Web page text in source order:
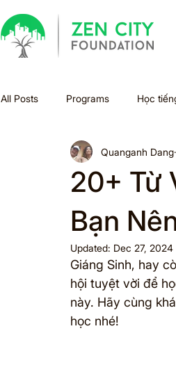
All Posts Programs Học
Halloween
Xu hướng học tập Sách
Summer Bridge Back to
20+ Từ
Bạn
Quanganh Dang
Updated: Dec 27, 2024
Giáng Sinh, hay
hội tuyệt vời để
này. Hãy cùng
học nhé!